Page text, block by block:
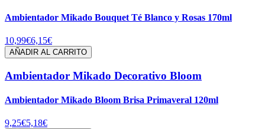
Ambientador Mikado Bouquet Té Blanco y Rosas 170ml
10,99€6,15€
AÑADIR AL CARRITO
Ambientador Mikado Decorativo Bloom
Ambientador Mikado Bloom Brisa Primaveral 120ml
9,25€5,18€